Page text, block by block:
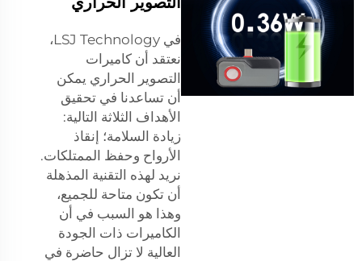
في LSJ Technology،
نعتقد أن كاميرات
التصوير الحراري يمكن
أن تساعدنا في تحقيق
الأهداف الثلاثة التالية:
زيادة السلامة؛ إنقاذ
الأرواح وحفظ الممتلكات.
نريد لهذه التقنية المذهلة
أن تكون متاحة للجميع،
وهذا هو السبب في أن
الكاميرات ذات الجودة
العالية لا تزال حاضرة في